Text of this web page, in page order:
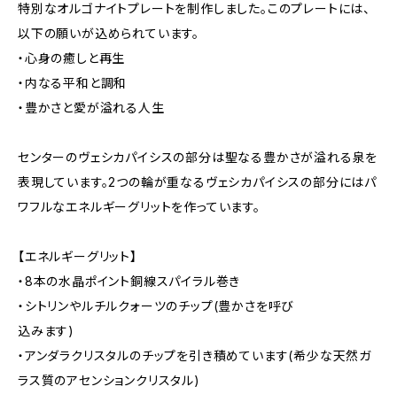
特別なオルゴナイトプレートを制作しました。このプレートには、
以下の願いが込められています。
・心身の癒しと再生
・内なる平和と調和
・豊かさと愛が溢れる人生
センターのヴェシカパイシスの部分は聖なる豊かさが溢れる泉を
表現しています。2つの輪が重なるヴェシカパイシスの部分にはパ
ワフルなエネルギーグリットを作っています。
【エネルギーグリット】
・8本の水晶ポイント銅線スパイラル巻き
・シトリンやルチルクォーツのチップ(豊かさを呼び
込みます)
・アンダラクリスタルのチップを引き積めています(希少な天然ガ
ラス質のアセンションクリスタル)